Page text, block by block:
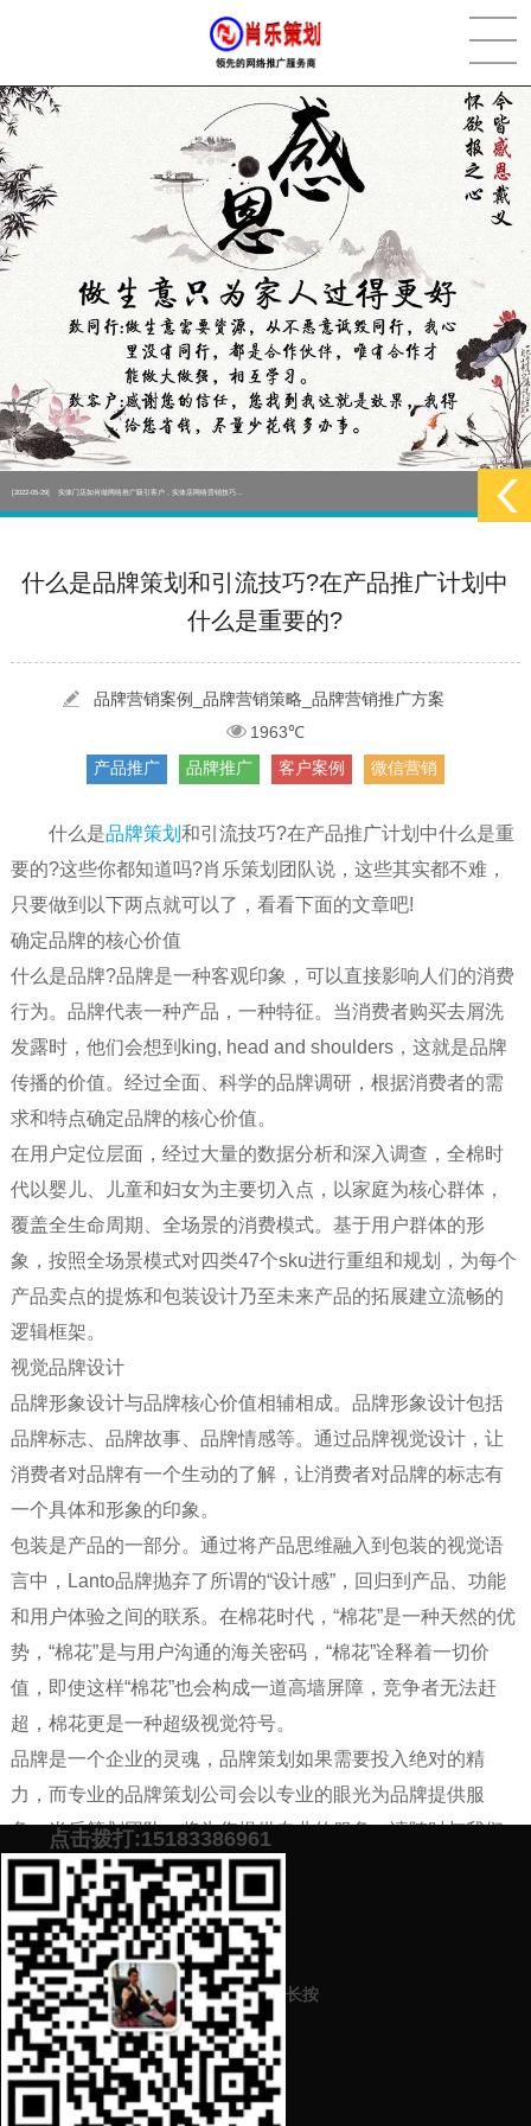
[2022-05-29] 实体门店如何做网络推广吸引客户，实体店网络营销技巧... 更多 >
[2022-03-27] 疫情当下公司企业品牌网络营销策划推广怎么做，国内知...
污水处理设备厂家产品如何做网络推广（污水处理项目网...
疫情当下公司企业品牌网络营销策划推广怎么做，国内知...
什么是品牌策划和引流技巧?在产品推广计划中
什么是重要的?
品牌营销案例_品牌营销策略_品牌营销推广方案
1963℃
产品推广
品牌推广 客户案例 微信营销
什么是品牌策划 和引流技巧?在产品推广计划中什么是重
要的?这些你都知道吗?肖乐策划团队说，这些其实都不难，
只要做到以下两点就可以了，看看下面的文章吧!
确定品牌的核心价值
什么是品牌?品牌是一种客观印象，可以直接影响人们的消费
行为。品牌代表一种产品，一种特征。当消费者购买去屑洗
发露时，他们会想到king, head and shoulders，这就是品牌
传播的价值。经过全面、科学的品牌调研，根据消费者的需
求和特点确定品牌的核心价值。
在用户定位层面，经过大量的数据分析和深入调查，全棉时
代以婴儿、儿童和妇女为主要切入点，以家庭为核心群体，
覆盖全生命周期、全场景的消费模式。基于用户群体的形
象，按照全场景模式对四类47个sku进行重组和规划，为每个
产品卖点的提炼和包装设计乃至未来产品的拓展建立流畅的
逻辑框架。
视觉品牌设计
品牌形象设计与品牌核心价值相辅相成。品牌形象设计包括
品牌标志、品牌故事、品牌情感等。通过品牌视觉设计，让
消费者对品牌有一个生动的了解，让消费者对品牌的标志有
一个具体和形象的印象。
包装是产品的一部分。通过将产品思维融入到包装的视觉语
言中，Lanto品牌抛弃了所谓的“设计感”，回归到产品、功能
和用户体验之间的联系。在棉花时代，“棉花”是一种天然的优
势，“棉花”是与用户沟通的海关密码，“棉花”诠释着一切价
值，即使这样“棉花”也会构成一道高墙屏障，竞争者无法赶
超，棉花更是一种超级视觉符号。
品牌是一个企业的灵魂，品牌策划如果需要投入绝对的精
力，而专业的品牌策划公司会以专业的眼光为品牌提供服
务。肖乐策划团队，将为您提供专业的服务，请随时与我们
联系!
预约营销老师 添加微信号：scyxch
案！
上一篇：如何在品牌策划中树立良好的品牌形象吸引更多的客户流量
下一篇：品牌故事怎么写吸引人
点击拨打:15183386961
长按